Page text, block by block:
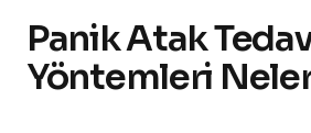
Panik Atak
Yöntemleri